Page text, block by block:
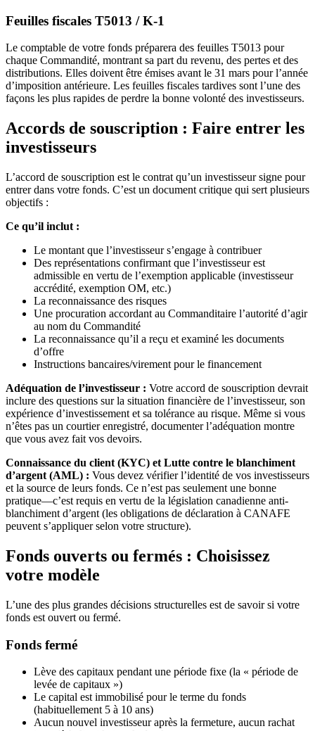
Feuilles fiscales T5013 / K-1
Le comptable de votre fonds préparera des feuilles T5013 pour
chaque Commandité, montrant sa part du revenu, des pertes et des
distributions. Elles doivent être émises avant le 31 mars pour l’année
d’imposition antérieure. Les feuilles fiscales tardives sont l’une des
façons les plus rapides de perdre la bonne volonté des investisseurs.
Accords de souscription : Faire entrer les
investisseurs
L’accord de souscription est le contrat qu’un investisseur signe pour
entrer dans votre fonds. C’est un document critique qui sert plusieurs
objectifs :
Ce qu’il inclut :
Le montant que l’investisseur s’engage à contribuer
Des représentations confirmant que l’investisseur est
admissible en vertu de l’exemption applicable (investisseur
accrédité, exemption OM, etc.)
La reconnaissance des risques
Une procuration accordant au Commanditaire l’autorité d’agir
au nom du Commandité
La reconnaissance qu’il a reçu et examiné les documents
d’offre
Instructions bancaires/virement pour le financement
Adéquation de l’investisseur : Votre accord de souscription devrait
inclure des questions sur la situation financière de l’investisseur, son
expérience d’investissement et sa tolérance au risque. Même si vous
n’êtes pas un courtier enregistré, documenter l’adéquation montre
que vous avez fait vos devoirs.
Connaissance du client (KYC) et Lutte contre le blanchiment
d’argent (AML) : Vous devez vérifier l’identité de vos investisseurs
et la source de leurs fonds. Ce n’est pas seulement une bonne
pratique—c’est requis en vertu de la législation canadienne anti-
blanchiment d’argent (les obligations de déclaration à CANAFE
peuvent s’appliquer selon votre structure).
Fonds ouverts ou fermés : Choisissez
votre modèle
L’une des plus grandes décisions structurelles est de savoir si votre
fonds est ouvert ou fermé.
Fonds fermé
Lève des capitaux pendant une période fixe (la « période de
levée de capitaux »)
Le capital est immobilisé pour le terme du fonds
(habituellement 5 à 10 ans)
Aucun nouvel investisseur après la fermeture, aucun rachat